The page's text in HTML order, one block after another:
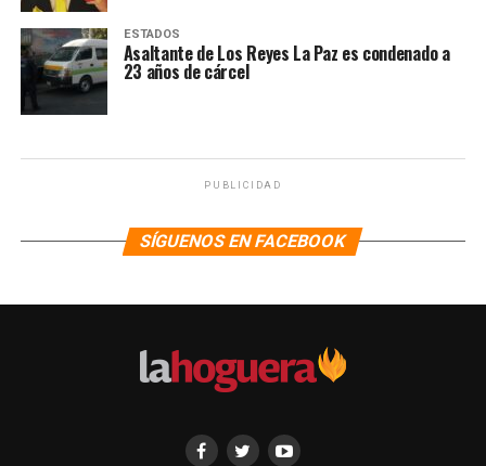
ESTADOS
Asaltante de Los Reyes La Paz es condenado a
23 años de cárcel
PUBLICIDAD
SÍGUENOS EN FACEBOOK